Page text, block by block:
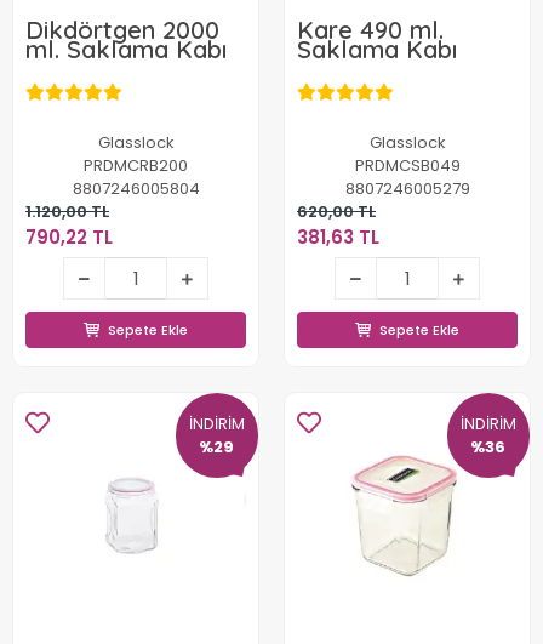
Dikdörtgen 2000
ml. Saklama Kabı
Glasslock
PRDMCRB200
8807246005804
1.120,00 TL
790,22 TL
790,22 TL
Sepete Ekle
Sepete Ekle
Kare 490 ml.
Saklama Kabı
Glasslock
PRDMCSB049
8807246005279
620,00 TL
381,63 TL
381,63 TL
Sepete Ekle
Sepete Ekle
İNDİRİM
%29
İNDİRİM
%36